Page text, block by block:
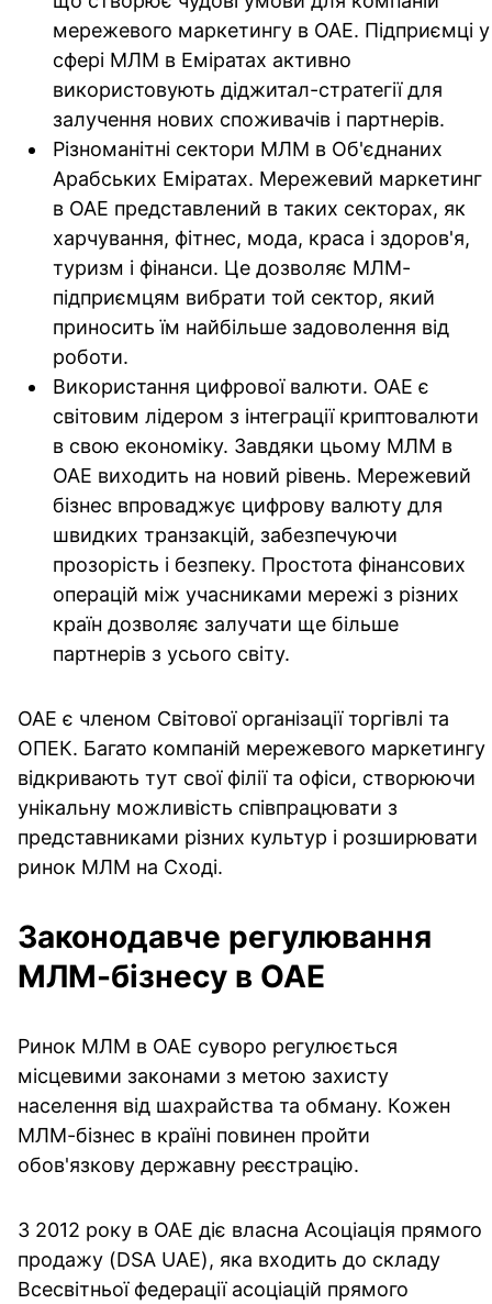
мережевого маркетингу в ОАЕ. Підприємці у
сфері МЛМ в Еміратах активно
використовують діджитал-стратегії для
залучення нових споживачів і партнерів.
Різноманітні сектори МЛМ в Об'єднаних
Арабських Еміратах. Мережевий маркетинг
в ОАЕ представлений в таких секторах, як
харчування, фітнес, мода, краса і здоров'я,
туризм і фінанси. Це дозволяє МЛМ-
підприємцям вибрати той сектор, який
приносить їм найбільше задоволення від
роботи.
Використання цифрової валюти. ОАЕ є
світовим лідером з інтеграції криптовалюти
в свою економіку. Завдяки цьому МЛМ в
ОАЕ виходить на новий рівень. Мережевий
бізнес впроваджує цифрову валюту для
швидких транзакцій, забезпечуючи
прозорість і безпеку. Простота фінансових
операцій між учасниками мережі з різних
країн дозволяє залучати ще більше
партнерів з усього світу.
ОАЕ є членом Світової організації торгівлі та
ОПЕК. Багато компаній мережевого маркетингу
відкривають тут свої філії та офіси, створюючи
унікальну можливість співпрацювати з
представниками різних культур і розширювати
ринок МЛМ на Сході.
Законодавче регулювання
МЛМ-бізнесу в ОАЕ
Ринок МЛМ в ОАЕ суворо регулюється
місцевими законами з метою захисту
населення від шахрайства та обману. Кожен
МЛМ-бізнес в країні повинен пройти
обов'язкову державну реєстрацію.
З 2012 року в ОАЕ діє власна Асоціація прямого
продажу (DSA UAE), яка входить до складу
Всесвітньої федерації асоціацій прямого